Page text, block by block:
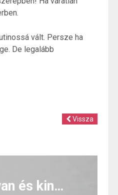
vált. Persze ha
De legalább
Vissza
Kinek valld be, hogy Sugar kapcsolatod van és kinek inkább ne?